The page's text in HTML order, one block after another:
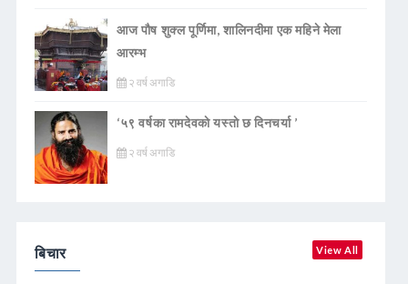
आज पौष शुक्ल पूर्णिमा, शालिनदीमा एक महिने मेला
आरम्भ
२ वर्ष अगाडि
‘५९ वर्षका रामदेवकाे यस्ताे छ दिनचर्या ’
२ वर्ष अगाडि
बिचार View All